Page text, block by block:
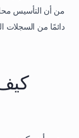
من أن التأسيس
دائمًا من السجلات